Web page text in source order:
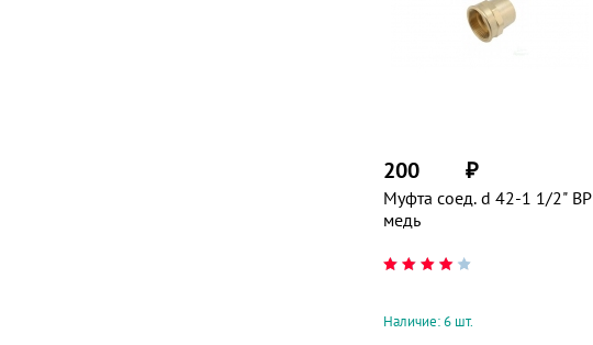
Муфта соед. d 42-1 1/2" ВР
медь
200 ₽
Наличие: 6 шт.